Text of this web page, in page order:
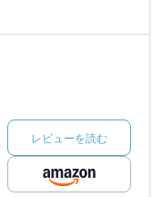
レビューを読む